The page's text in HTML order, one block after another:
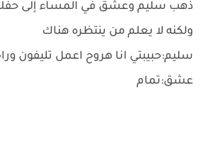
ذهب سليم وعشق في المساء إلى
ولكنه لا يعلم من ينتظره هناك
سليم:حبيبتي انا هروح اعمل تليفون
عشق:تمام